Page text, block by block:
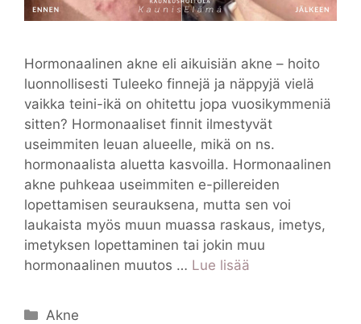
Hormonaalinen akne eli aikuisiän akne – hoito
luonnollisesti Tuleeko finnejä ja näppyjä vielä
vaikka teini-ikä on ohitettu jopa vuosikymmeniä
sitten? Hormonaaliset finnit ilmestyvät
useimmiten leuan alueelle, mikä on ns.
hormonaalista aluetta kasvoilla. Hormonaalinen
akne puhkeaa useimmiten e-pillereiden
lopettamisen seurauksena, mutta sen voi
laukaista myös muun muassa raskaus, imetys,
imetyksen lopettaminen tai jokin muu
hormonaalinen muutos … Lue lisää
Kategoriat
Akne